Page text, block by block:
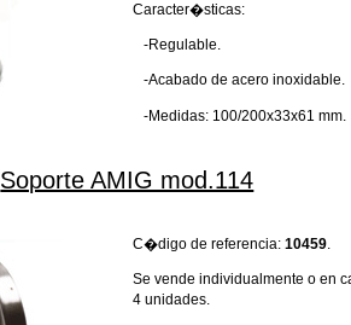
Caracter�sticas:
-Regulable.
-Acabado de acero inoxidable.
-Medidas: 100/200x33x61 mm.
Soporte AMIG mod.114
C�digo de referencia: 10459.
Se vende individualmente o en
4 unidades.